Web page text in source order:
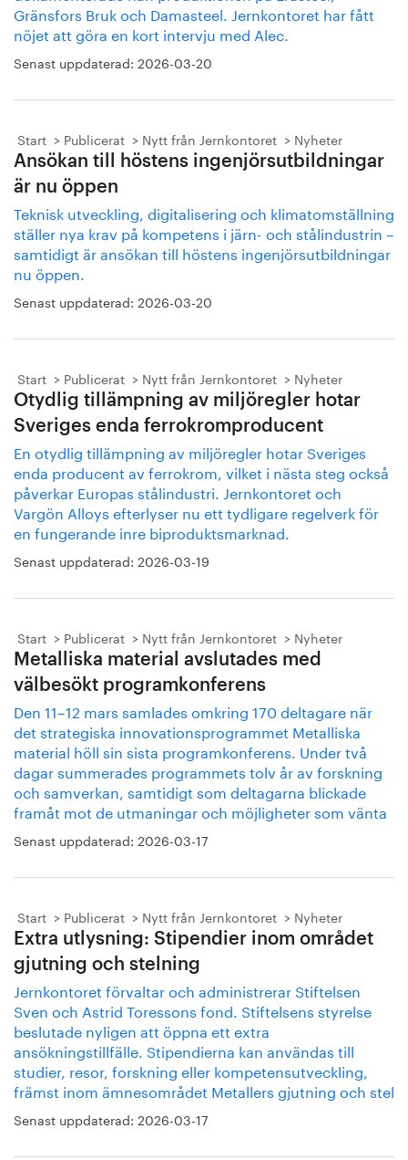
Gränsfors Bruk och Damasteel. Jernkontoret har fått
nöjet att göra en kort intervju med Alec.
Senast uppdaterad: 2026-03-20
Start Publicerat Nytt från Jernkontoret Nyheter
Ansökan till höstens ingenjörsutbildningar
är nu öppen
Teknisk utveckling, digitalisering och klimatomställning
ställer nya krav på kompetens i järn- och stålindustrin –
samtidigt är ansökan till höstens ingenjörsutbildningar
nu öppen.
Senast uppdaterad: 2026-03-20
Start Publicerat Nytt från Jernkontoret Nyheter
Otydlig tillämpning av miljöregler hotar
Sveriges enda ferrokromproducent
En otydlig tillämpning av miljöregler hotar Sveriges
enda producent av ferrokrom, vilket i nästa steg också
påverkar Europas stålindustri. Jernkontoret och
Vargön Alloys efterlyser nu ett tydligare regelverk för
en fungerande inre biproduktsmarknad.
Senast uppdaterad: 2026-03-19
Start Publicerat Nytt från Jernkontoret Nyheter
Metalliska material avslutades med
välbesökt programkonferens
Den 11–12 mars samlades omkring 170 deltagare när
det strategiska innovationsprogrammet Metalliska
material höll sin sista programkonferens. Under två
dagar summerades programmets tolv år av forskning
och samverkan, samtidigt som deltagarna blickade
framåt mot de utmaningar och möjligheter som vänta
Senast uppdaterad: 2026-03-17
Start Publicerat Nytt från Jernkontoret Nyheter
Extra utlysning: Stipendier inom området
gjutning och stelning
Jernkontoret förvaltar och administrerar Stiftelsen
Sven och Astrid Toressons fond. Stiftelsens styrelse
beslutade nyligen att öppna ett extra
ansökningstillfälle. Stipendierna kan användas till
studier, resor, forskning eller kompetensutveckling,
främst inom ämnesområdet Metallers gjutning och stel
Senast uppdaterad: 2026-03-17